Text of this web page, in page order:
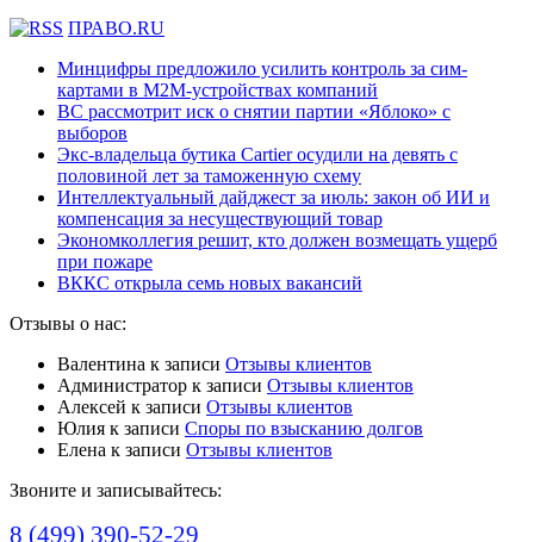
ПРАВО.RU
Минцифры предложило усилить контроль за сим-
картами в M2M-устройствах компаний
ВС рассмотрит иск о снятии партии «Яблоко» с
выборов
Экс-владельца бутика Cartier осудили на девять с
половиной лет за таможенную схему
Интеллектуальный дайджест за июль: закон об ИИ и
компенсация за несуществующий товар
Экономколлегия решит, кто должен возмещать ущерб
при пожаре
ВККС открыла семь новых вакансий
Отзывы о нас:
Валентина к записи Отзывы клиентов
Администратор к записи Отзывы клиентов
Алексей к записи Отзывы клиентов
Юлия к записи Споры по взысканию долгов
Елена к записи Отзывы клиентов
Звоните и записывайтесь:
8 (499) 390-52-29